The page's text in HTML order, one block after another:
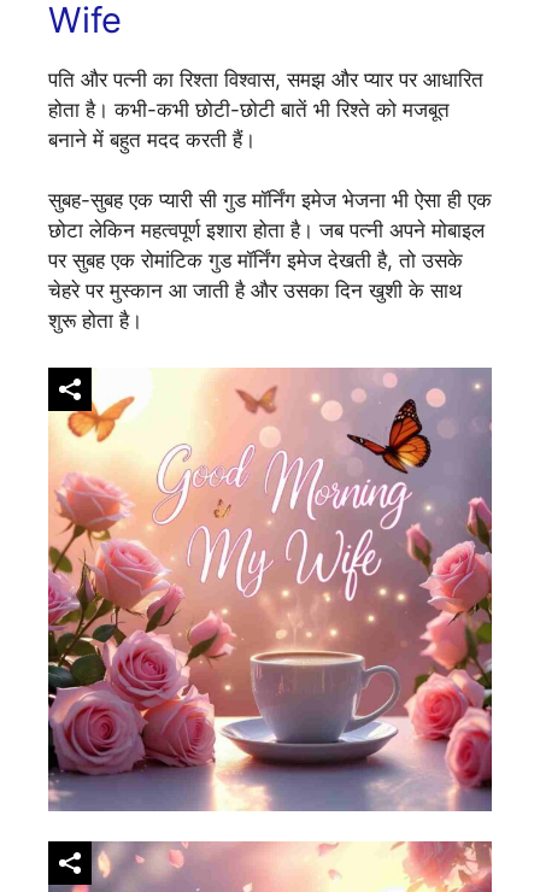
Wife
पति और पत्नी का रिश्ता विश्वास, समझ और प्यार पर आधारित
होता है। कभी-कभी छोटी-छोटी बातें भी रिश्ते को मजबूत
बनाने में बहुत मदद करती हैं।
सुबह-सुबह एक प्यारी सी गुड मॉर्निंग इमेज भेजना भी ऐसा ही एक
छोटा लेकिन महत्वपूर्ण इशारा होता है। जब पत्नी अपने मोबाइल
पर सुबह एक रोमांटिक गुड मॉर्निंग इमेज देखती है, तो उसके
चेहरे पर मुस्कान आ जाती है और उसका दिन खुशी के साथ
शुरू होता है।